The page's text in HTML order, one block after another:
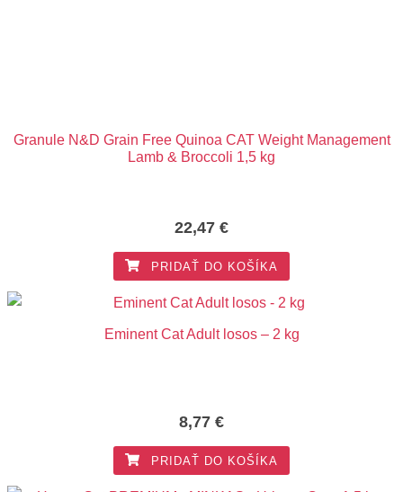
Granule N&D Grain Free Quinoa CAT Weight Management
Lamb & Broccoli 1,5 kg
22,47 €
PRIDAŤ DO KOŠÍKA
Eminent Cat Adult losos – 2 kg
8,77 €
PRIDAŤ DO KOŠÍKA